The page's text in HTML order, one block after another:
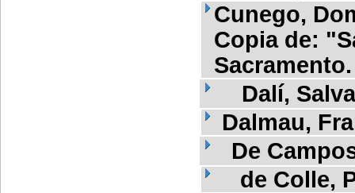
Cunego,
Copia de:
Dalí,
Dalmau,
De
de Colle,